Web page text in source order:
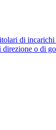
di
direzione o di